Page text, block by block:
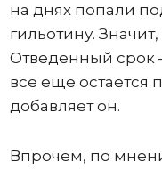
на днях попали
гильотину.
Отведенный срок
всё еще остается
добавляет он.
Впрочем, по